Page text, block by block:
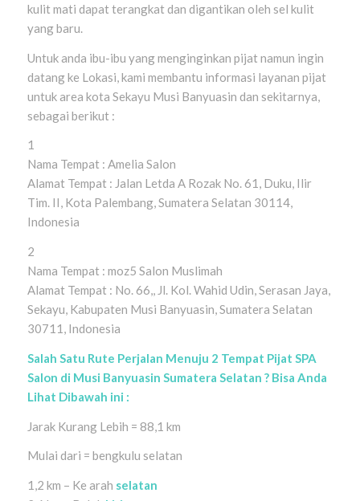
kulit mati dapat terangkat dan digantikan oleh sel kulit
yang baru.
Untuk anda ibu-ibu yang menginginkan pijat namun ingin
datang ke Lokasi, kami membantu informasi layanan pijat
untuk area kota Sekayu Musi Banyuasin dan sekitarnya,
sebagai berikut :
1
Nama Tempat : Amelia Salon
Alamat Tempat : Jalan Letda A Rozak No. 61, Duku, Ilir
Tim. II, Kota Palembang, Sumatera Selatan 30114,
Indonesia
2
Nama Tempat : moz5 Salon Muslimah
Alamat Tempat : No. 66,, Jl. Kol. Wahid Udin, Serasan Jaya,
Sekayu, Kabupaten Musi Banyuasin, Sumatera Selatan
30711, Indonesia
Salah Satu Rute Perjalan Menuju 2 Tempat Pijat SPA
Salon di Musi Banyuasin Sumatera Selatan ? Bisa Anda
Lihat Dibawah ini :
Jarak Kurang Lebih = 88,1 km
Mulai dari = bengkulu selatan
1,2 km – Ke arah selatan